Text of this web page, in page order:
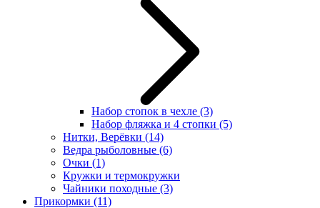
Набор стопок в чехле (3)
Набор фляжка и 4 стопки (5)
Нитки, Верёвки (14)
Ведра рыболовные (6)
Очки (1)
Кружки и термокружки
Чайники походные (3)
Прикормки (11)